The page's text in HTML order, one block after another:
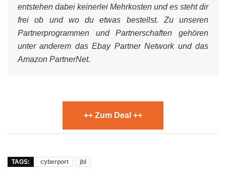
entstehen dabei keinerlei Mehrkosten und es steht dir
frei ob und wo du etwas bestellst. Zu unseren
Partnerprogrammen und Partnerschaften gehören
unter anderem das Ebay Partner Network und das
Amazon PartnerNet.
++ Zum Deal ++
TAGS: cyberport jbl